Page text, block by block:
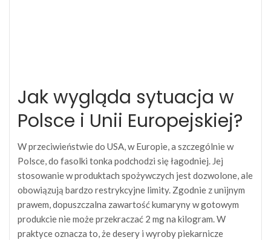
Jak wygląda sytuacja w
Polsce i Unii Europejskiej?
W przeciwieństwie do USA, w Europie, a szczególnie w
Polsce, do fasolki tonka podchodzi się łagodniej. Jej
stosowanie w produktach spożywczych jest dozwolone, ale
obowiązują bardzo restrykcyjne limity. Zgodnie z unijnym
prawem, dopuszczalna zawartość kumaryny w gotowym
produkcie nie może przekraczać 2 mg na kilogram. W
praktyce oznacza to, że desery i wyroby piekarnicze